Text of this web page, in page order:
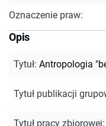
Oznaczenie praw:
Opis
Tytuł: Antropologia
Tytuł publikacji
Tytuł pracy zbiorowej: